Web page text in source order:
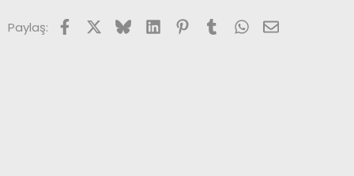
Paylaş: FacebookX (Twitter)
BlueskyLinkedInPinterest
TumblrWhatsApp
E-posta